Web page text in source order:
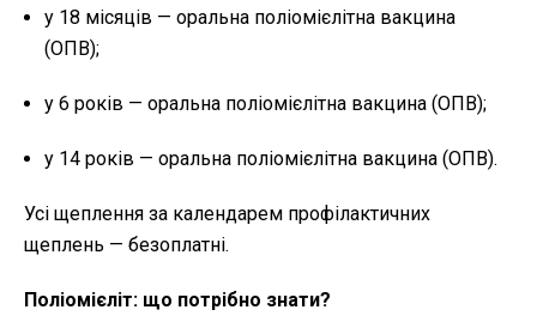
у 18 місяців — оральна поліомієлітна вакцина
(ОПВ);
у 6 років — оральна поліомієлітна вакцина (ОПВ);
у 14 років — оральна поліомієлітна вакцина (ОПВ).
Усі щеплення за календарем профілактичних
щеплень — безоплатні.
Поліомієліт: що потрібно знати?